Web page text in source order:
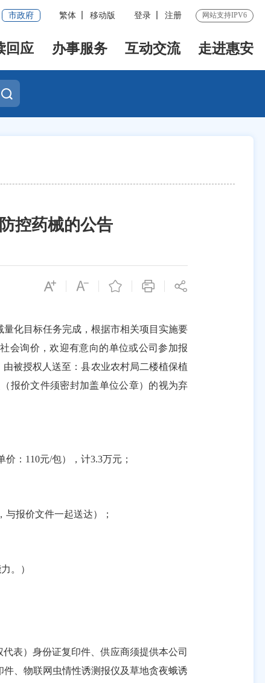
市政府 繁体 移动版 登录 注册 网站支持IPV6
回应 办事服务 互动交流 走进惠安
控药械的公告
量化目标任务完成，根据市相关项目实施要
会询价，欢迎有意向的单位或公司参加报
由被授权人送至：县农业农村局二楼植保植
报价文件须密封加盖单位公章）的视为弃
：110元/包），计3.3万元；
与报价文件一起送达）；
。）
表）身份证复印件、供应商须提供本公司
件、物联网虫情性诱测报仪及草地贪夜蛾诱